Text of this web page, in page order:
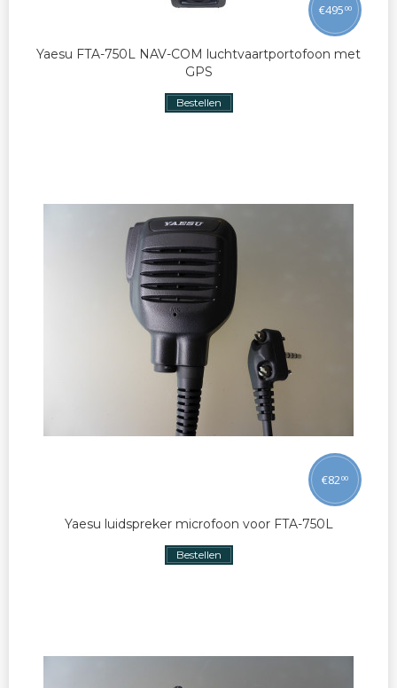
Yaesu FTA-750L NAV-COM luchtvaartportofoon met
GPS
€495 00
Bestellen
Yaesu luidspreker microfoon voor FTA-750L
€8200
Bestellen